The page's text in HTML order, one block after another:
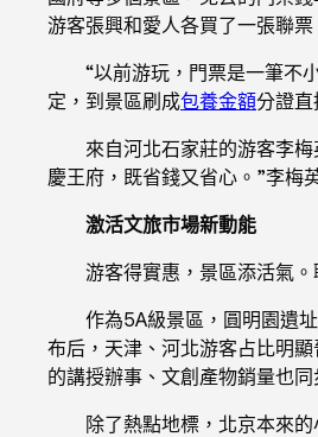
游客張興和愛人各買了一張聯
“以前游玩，門票是一筆不
定，到景區刷成包養金額分證
來自河北石家莊的游客李
慶王府，既省錢又省心。”李梅
激活文旅市場新動能
游客得實惠，景區添活氣
作為5A級景區，圓明園遺
布后，天津、河北游客占比明
的講授辦事、文創產物銷量也
除了熱點地標，北京本來